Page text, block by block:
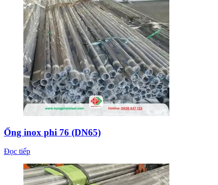
Ống inox phi 76 (DN65)
Đọc tiếp